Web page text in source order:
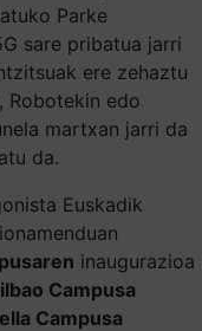
Parke
sare pribatua jarri
ere zehaztu
Robotekin edo
martxan jarri da
da.
Euskadik
inaugurazioa
Campusa
Campusa